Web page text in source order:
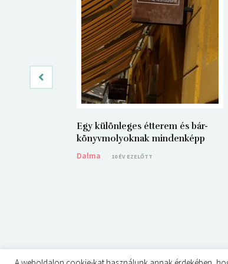
Egy különleges étterem és bár-
könyvmolyoknak mindenképp
Dalma
10 ÉV EZELŐTT